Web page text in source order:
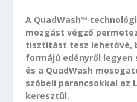
A QuadWash™
mozgást végző
tisztítást tesz lehetővé,
formájú edényről legyen
és a QuadWash
szóbeli parancsokkal az
keresztül.